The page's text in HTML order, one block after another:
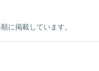
に掲載しています。